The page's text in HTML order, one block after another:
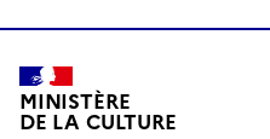
MINISTÈRE
DE LA CULTURE